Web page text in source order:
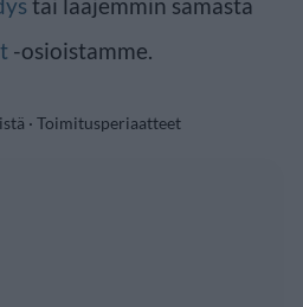
-osioistamme.
· Toimitusperiaatteet